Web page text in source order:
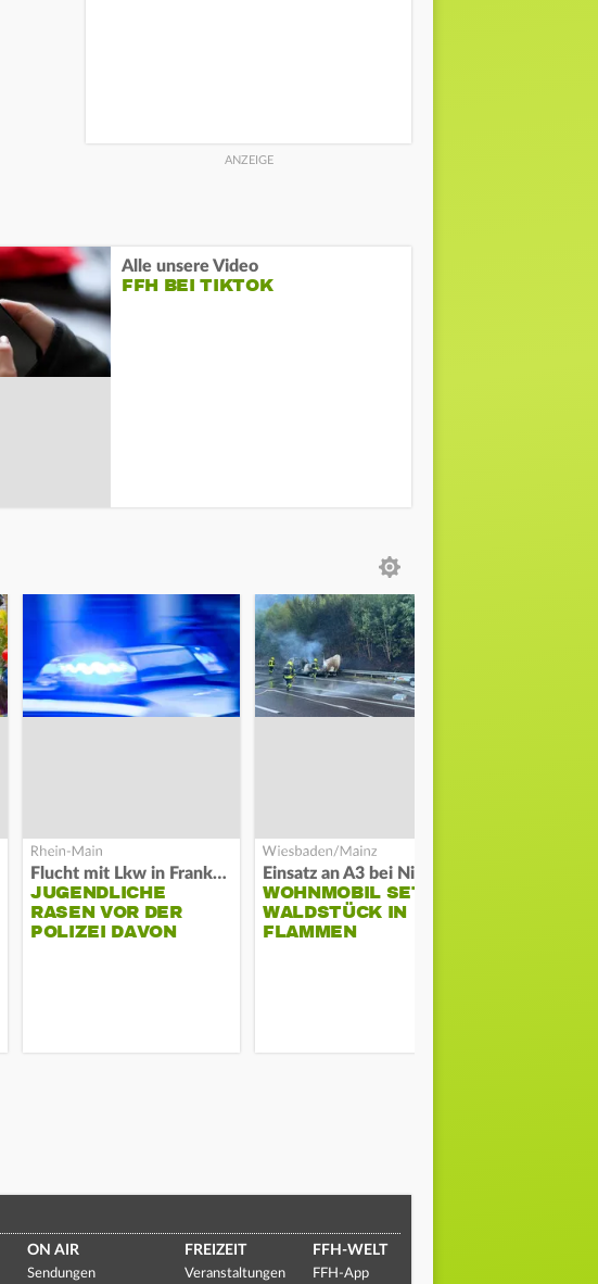
Alle unsere Video
FFH BEI TIKTOK
Flucht mit Lkw in Frankfurt
JUGENDLICHE
RASEN VOR DER
POLIZEI DAVON
WOHNMOBIL SETZT
WALDSTÜCK IN
FLAMMEN
ON AIR
Sendungen
FREIZEIT
Veranstaltungen
FFH-WELT
FFH-App